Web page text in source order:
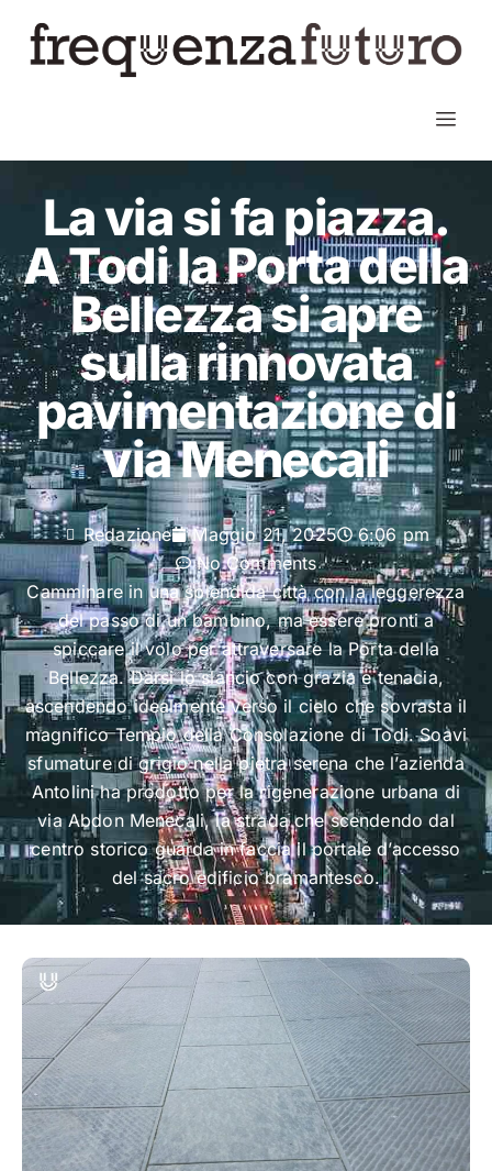
La via si fa piazza.
A Todi la Porta della
Bellezza si apre
sulla rinnovata
pavimentazione di
via Menecali
Redazione Maggio 21, 2025
6:06 pm
No Comments
Camminare in una splendida città con la leggerezza
del passo di un bambino, ma essere pronti a
spiccare il volo per attraversare la Porta della
Bellezza. Darsi lo slancio con grazia e tenacia,
ascendendo idealmente verso il cielo che sovrasta il
magnifico Tempio della Consolazione di Todi. Soavi
sfumature di grigio nella pietra serena che l’azienda
Antolini ha prodotto per la rigenerazione urbana di
via Abdon Menecali, la strada che scendendo dal
centro storico guarda in faccia il portale d’accesso
del sacro edificio bramantesco.